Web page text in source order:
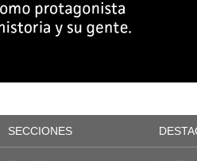
SECCIONES